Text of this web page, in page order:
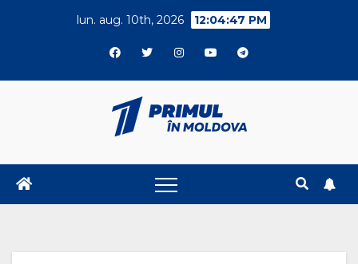
lun. aug. 10th, 2026 12:04:47 PM